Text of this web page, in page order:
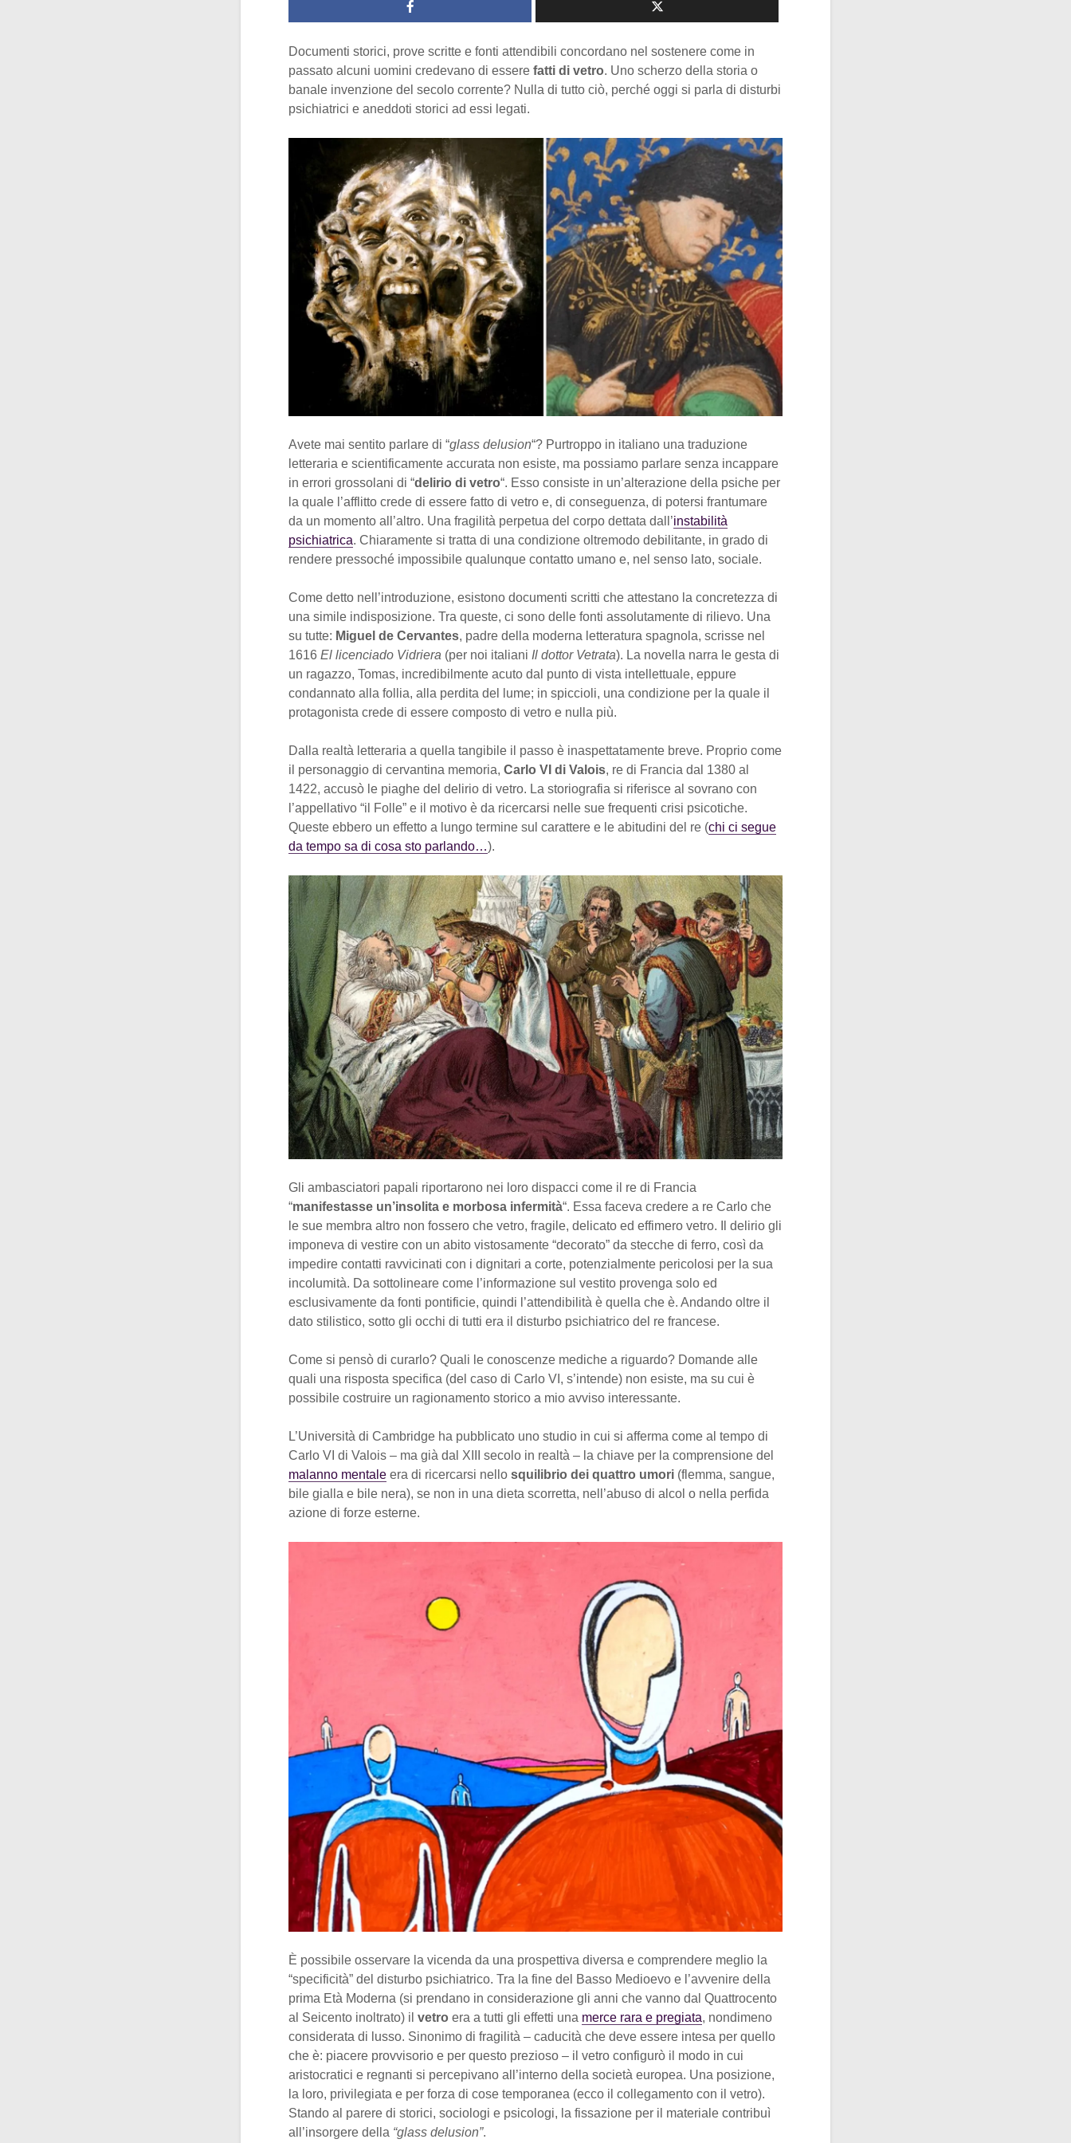
Documenti storici, prove scritte e fonti attendibili concordano nel sostenere come in
passato alcuni uomini credevano di essere fatti di vetro. Uno scherzo della storia o
banale invenzione del secolo corrente? Nulla di tutto ciò, perché oggi si parla di disturbi
psichiatrici e aneddoti storici ad essi legati.
Avete mai sentito parlare di “glass delusion“? Purtroppo in italiano una traduzione
letteraria e scientificamente accurata non esiste, ma possiamo parlare senza incappare
in errori grossolani di “delirio di vetro“. Esso consiste in un’alterazione della psiche per
la quale l’afflitto crede di essere fatto di vetro e, di conseguenza, di potersi frantumare
da un momento all’altro. Una fragilità perpetua del corpo dettata dall’instabilità
psichiatrica. Chiaramente si tratta di una condizione oltremodo debilitante, in grado di
rendere pressoché impossibile qualunque contatto umano e, nel senso lato, sociale.
Come detto nell’introduzione, esistono documenti scritti che attestano la concretezza di
una simile indisposizione. Tra queste, ci sono delle fonti assolutamente di rilievo. Una
su tutte: Miguel de Cervantes, padre della moderna letteratura spagnola, scrisse nel
1616 El licenciado Vidriera (per noi italiani Il dottor Vetrata). La novella narra le gesta di
un ragazzo, Tomas, incredibilmente acuto dal punto di vista intellettuale, eppure
condannato alla follia, alla perdita del lume; in spiccioli, una condizione per la quale il
protagonista crede di essere composto di vetro e nulla più.
Dalla realtà letteraria a quella tangibile il passo è inaspettatamente breve. Proprio come
il personaggio di cervantina memoria, Carlo VI di Valois, re di Francia dal 1380 al
1422, accusò le piaghe del delirio di vetro. La storiografia si riferisce al sovrano con
l’appellativo “il Folle” e il motivo è da ricercarsi nelle sue frequenti crisi psicotiche.
Queste ebbero un effetto a lungo termine sul carattere e le abitudini del re (chi ci segue
da tempo sa di cosa sto parlando…).
Gli ambasciatori papali riportarono nei loro dispacci come il re di Francia
“manifestasse un’insolita e morbosa infermità“. Essa faceva credere a re Carlo che
le sue membra altro non fossero che vetro, fragile, delicato ed effimero vetro. Il delirio gli
imponeva di vestire con un abito vistosamente “decorato” da stecche di ferro, così da
impedire contatti ravvicinati con i dignitari a corte, potenzialmente pericolosi per la sua
incolumità. Da sottolineare come l’informazione sul vestito provenga solo ed
esclusivamente da fonti pontificie, quindi l’attendibilità è quella che è. Andando oltre il
dato stilistico, sotto gli occhi di tutti era il disturbo psichiatrico del re francese.
Come si pensò di curarlo? Quali le conoscenze mediche a riguardo? Domande alle
quali una risposta specifica (del caso di Carlo VI, s’intende) non esiste, ma su cui è
possibile costruire un ragionamento storico a mio avviso interessante.
L’Università di Cambridge ha pubblicato uno studio in cui si afferma come al tempo di
Carlo VI di Valois – ma già dal XIII secolo in realtà – la chiave per la comprensione del
malanno mentale era di ricercarsi nello squilibrio dei quattro umori (flemma, sangue,
bile gialla e bile nera), se non in una dieta scorretta, nell’abuso di alcol o nella perfida
azione di forze esterne.
È possibile osservare la vicenda da una prospettiva diversa e comprendere meglio la
“specificità” del disturbo psichiatrico. Tra la fine del Basso Medioevo e l’avvenire della
prima Età Moderna (si prendano in considerazione gli anni che vanno dal Quattrocento
al Seicento inoltrato) il vetro era a tutti gli effetti una merce rara e pregiata, nondimeno
considerata di lusso. Sinonimo di fragilità – caducità che deve essere intesa per quello
che è: piacere provvisorio e per questo prezioso – il vetro configurò il modo in cui
aristocratici e regnanti si percepivano all’interno della società europea. Una posizione,
la loro, privilegiata e per forza di cose temporanea (ecco il collegamento con il vetro).
Stando al parere di storici, sociologi e psicologi, la fissazione per il materiale contribuì
all’insorgere della “glass delusion”.